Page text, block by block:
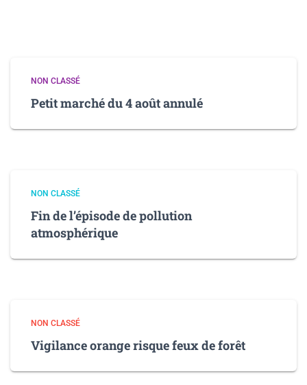
NON CLASSÉ
Petit marché du 4 août annulé
NON CLASSÉ
Fin de l’épisode de pollution
atmosphérique
NON CLASSÉ
Vigilance orange risque feux de forêt